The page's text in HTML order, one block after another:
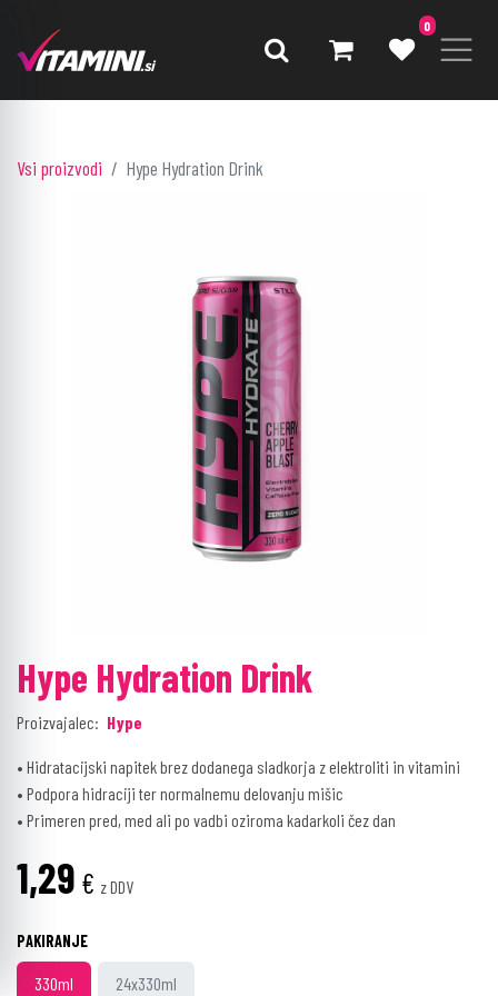
0
Vsi proizvodi Hype Hydration Drink
Hype Hydration Drink
Proizvajalec: Hype
• Hidratacijski napitek brez dodanega sladkorja z elektroliti in vitamini
• Podpora hidraciji ter normalnemu delovanju mišic
• Primeren pred, med ali po vadbi oziroma kadarkoli čez dan
1,29 € z DDV
PAKIRANJE
330ml 24x330ml